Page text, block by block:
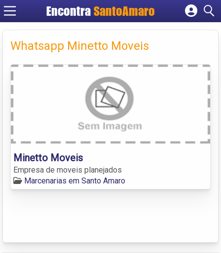
Encontra SantoAmaro
Cadastrar empresa
Criar conta
Whatsapp Minetto Moveis
Minetto Moveis
Empresa de moveis planejados
Marcenarias em Santo Amaro